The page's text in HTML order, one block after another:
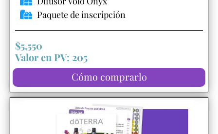
Paquete de inscripción
$5,550
Valor en PV: 205
Cómo comprarlo